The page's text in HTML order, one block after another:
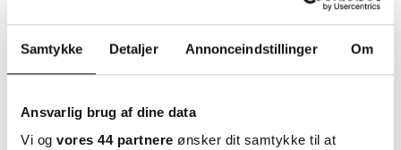
Samtykke Detaljer Annonceindstillinger Om
Ansvarlig brug af dine data
Vi og vores 44 partnere ønsker dit samtykke til at
Klebestoff: Vannbasert